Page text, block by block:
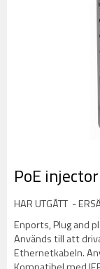
PoE
HAR UTGÅTT -
Enports, Plug and
Används till att
Ethernetkabeln.